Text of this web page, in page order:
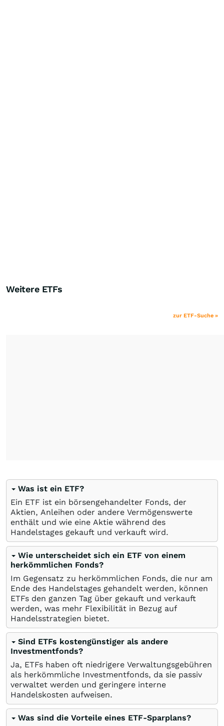
Weitere ETFs
zur ETF-Suche »
Was ist ein ETF?
Ein ETF ist ein börsengehandelter Fonds, der
Aktien, Anleihen oder andere Vermögenswerte
enthält und wie eine Aktie während des
Handelstages gekauft und verkauft wird.
Wie unterscheidet sich ein ETF von einem
herkömmlichen Fonds?
Im Gegensatz zu herkömmlichen Fonds, die nur am
Ende des Handelstages gehandelt werden, können
ETFs den ganzen Tag über gekauft und verkauft
werden, was mehr Flexibilität in Bezug auf
Handelsstrategien bietet.
Sind ETFs kostengünstiger als andere
Investmentfonds?
Ja, ETFs haben oft niedrigere Verwaltungsgebühren
als herkömmliche Investmentfonds, da sie passiv
verwaltet werden und geringere interne
Handelskosten aufweisen.
Was sind die Vorteile eines ETF-Sparplans?